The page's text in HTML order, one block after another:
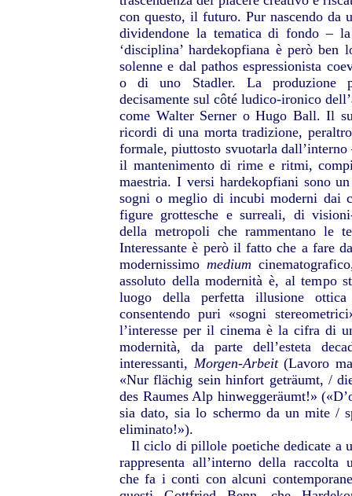
con questo, il futuro. Pur nascendo da
dividendone la tematica di fondo –
‘disciplina’ hardekopfiana è però ben
solenne e dal pathos espressionista
o di uno Stadler. La produzione
decisamente sul côté ludico-ironico
come Walter Serner o Hugo Ball. Il
ricordi di una morta tradizione,
formale, piuttosto svuotarla
il mantenimento di rime e ritmi,
maestria. I versi hardekopfiani sono
sogni o meglio di incubi moderni dai
figure grottesche e surreali, di
della metropoli che rammentano le
Interessante è però il fatto che a fare
modernissimomedium
assoluto della modernità è, al tempo
luogo della perfetta illusione
consentendo puri «sogni
l’interesse per il cinema è la cifra di
modernità, da parte dell’esteta
interessanti, Morgen-Arbeit(Lavoro
«Nur flächig sein hinfort geträumt, /
des Raumes Alp hinweggeräumt!»
sia dato, sia lo schermo da un mite /
eliminato!»).
Il ciclo di pillole poetiche dedicate a
rappresenta all’interno della raccolta
che fa i conti con alcuni